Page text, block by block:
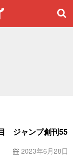
ジャンプ創刊55
2023年6月28日